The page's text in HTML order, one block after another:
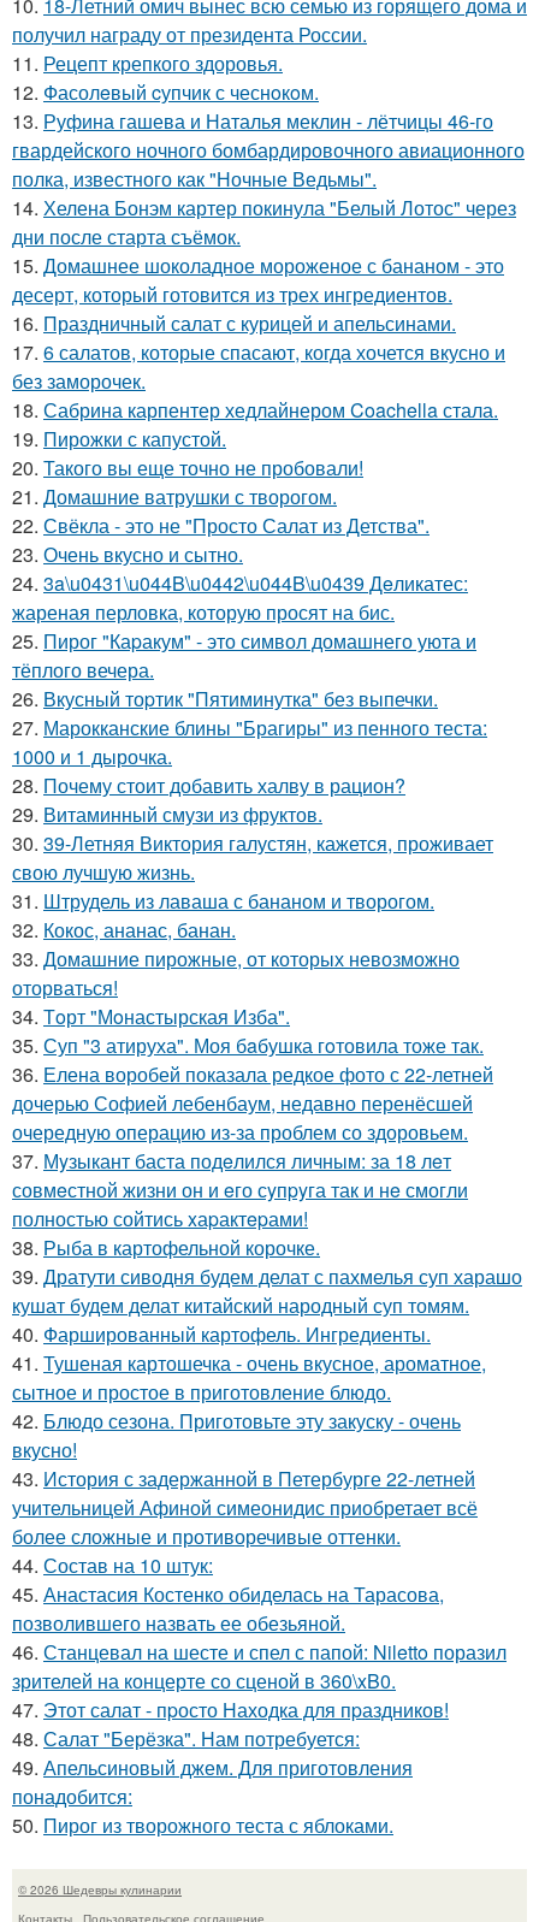
10. 18-Летний омич вынес всю семью из горящего дома и
получил награду от президента России.
11. Рецепт крепкого здоровья.
12. Фасолeвый cупчик с чеснoкoм.
13. Руфина гашева и Наталья меклин - лётчицы 46-го
гвардейского ночного бомбардировочного авиационного
полка, известного как "Ночные Ведьмы".
14. Хелена Бонэм картер покинула "Белый Лотос" через
дни после старта съёмок.
15. Домашнее шоколадное мороженое с бананом - это
десерт, который готовится из трех ингредиентов.
16. Праздничный салат с курицей и апельсинами.
17. 6 салатов, которые спасают, когда хочется вкусно и
без заморочек.
18. Сабрина карпентер хедлайнером Coachella стала.
19. Пирожки с капустой.
20. Такого вы еще точно не пробовали!
21. Домашние ватрушки с творогом.
22. Свёкла - это не "Просто Салат из Детства".
23. Очень вкусно и сытно.
24. 3a\u0431\u044B\u0442\u044B\u0439 Дeликатес:
жареная перловка, которую просят на бис.
25. Пирог "Каpакум" - это символ домашнего уюта и
тёплого вечера.
26. Вкусный тоpтик "Пятиминутка" без выпечки.
27. Марокканские блины "Брагиры" из пенного теста:
1000 и 1 дырочка.
28. Почему стоит добавить халву в рацион?
29. Витаминный смузи из фруктов.
30. 39-Летняя Виктория галустян, кажется, проживает
свою лучшую жизнь.
31. Штрудель из лаваша с бананом и творогом.
32. Кокос, ананас, банан.
33. Домашние пирожные, от которых невозможно
оторваться!
34. Тoрт "Мoнастырская Изба".
35. Суп "3 атируха". Моя бaбушка гoтовила тоже так.
36. Елена воробей показала редкое фото с 22-летней
дочерью Софией лебенбаум, недавно перенёсшей
очередную операцию из-за проблем со здоровьем.
37. Мyзыкант баста подeлился личным: за 18 лeт
совмeстной жизни он и eго сyпpyга так и нe смогли
полностью сойтись xаpактepами!
38. Рыба в картофельной корочке.
39. Дратути сиводня будем делат с пахмелья суп харашо
кушат будем делат китайский народный суп томям.
40. Фаршированный картофель. Ингредиенты.
41. Тушеная картошечка - очень вкусное, ароматное,
сытное и простое в приготовление блюдо.
42. Блюдо сезона. Приготовьте эту закуску - очень
вкусно!
43. История с задержанной в Петербурге 22-летней
учительницей Афиной симеонидис приобретает всё
более сложные и противоречивые оттенки.
44. Состав на 10 штук:
45. Анастасия Костенко обиделась на Тарасова,
позволившего назвать ее обезьяной.
46. Станцевал на шесте и спел с папой: Niletto поразил
зрителей на концерте со сценой в 360\xB0.
47. Этот салат - пpосто Находка для пpаздников!
48. Салат "Берёзка". Нам потребуется:
49. Апельсиновый джем. Для приготовления
понадобится:
50. Пирог из творожного теста с яблоками.
© 2026 Шедевры кулинарии
Контакты
Пользовательское соглашение